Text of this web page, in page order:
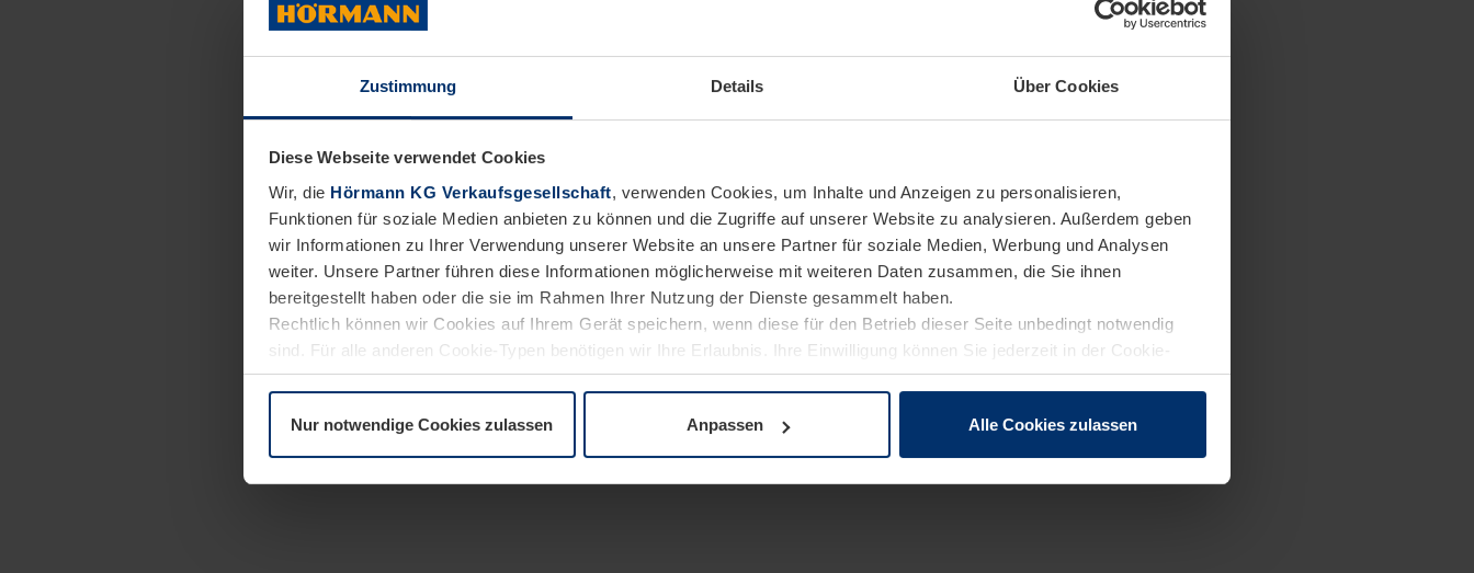
Zustimmung Details Über Cookies
Diese Webseite verwendet Cookies
Wir, die Hörmann KG Verkaufsgesellschaft, verwenden Cookies, um Inhalte und Anzeigen zu personalisieren,
Funktionen für soziale Medien anbieten zu können und die Zugriffe auf unserer Website zu analysieren. Außerdem geben
wir Informationen zu Ihrer Verwendung unserer Website an unsere Partner für soziale Medien, Werbung und Analysen
weiter. Unsere Partner führen diese Informationen möglicherweise mit weiteren Daten zusammen, die Sie ihnen
bereitgestellt haben oder die sie im Rahmen Ihrer Nutzung der Dienste gesammelt haben.
Rechtlich können wir Cookies auf Ihrem Gerät speichern, wenn diese für den Betrieb dieser Seite unbedingt notwendig
sind. Für alle anderen Cookie-Typen benötigen wir Ihre Erlaubnis. Ihre Einwilligung können Sie jederzeit in der Cookie-
Erläuterung auf der SeiteDatenschutzerklärungunserer Website ändern oder widerrufen.
Nur notwendige Cookies zulassen Anpassen Alle Cookies zulassen